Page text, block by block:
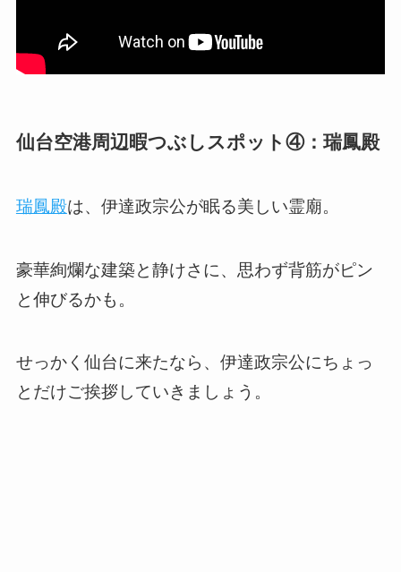
仙台空港周辺暇つぶしスポット④：瑞鳳殿
瑞鳳殿は、伊達政宗公が眠る美しい霊廟。
豪華絢爛な建築と静けさに、思わず背筋がピン
と伸びるかも。
せっかく仙台に来たなら、伊達政宗公にちょっ
とだけご挨拶していきましょう。